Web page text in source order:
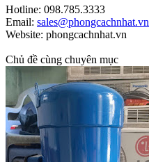
Hotline: 098.785.3333
Email: sales@phongcachnhat.vn
Website: phongcachnhat.vn
Chủ đề cùng chuyên mục